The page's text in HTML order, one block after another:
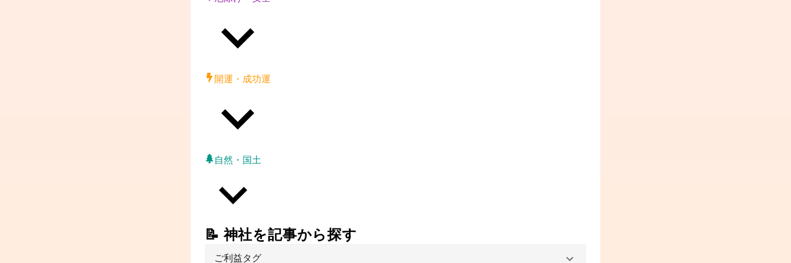
開運・成功運
自然・国土
📝 神社を記事から探す
ご利益タグ